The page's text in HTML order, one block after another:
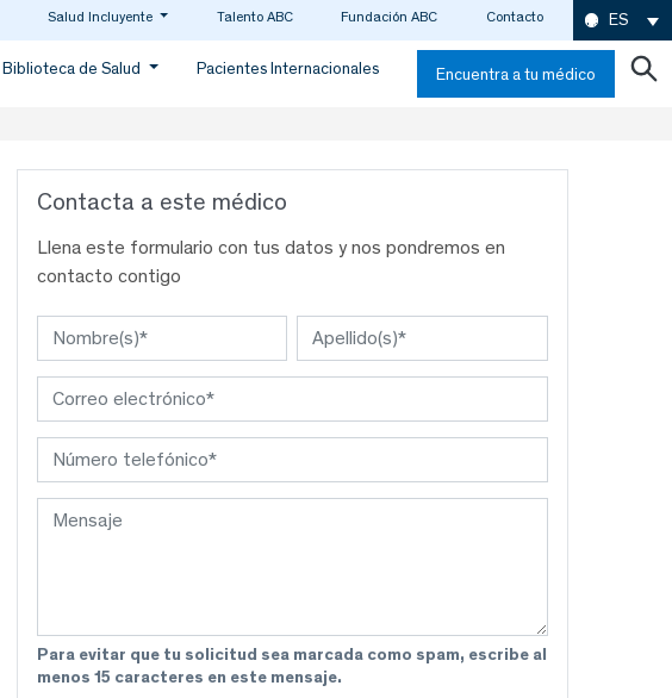
Salud Incluyente Talento ABC Fundación ABC Contacto ES
Biblioteca de Salud Pacientes Internacionales Encuentra a tu médico
Contacta a este médico
Llena este formulario con tus datos y nos pondremos en
contacto contigo
Para evitar que tu solicitud sea marcada como spam, escribe al
menos 15 caracteres en este mensaje.